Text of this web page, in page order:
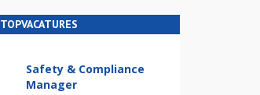
TOPVACATURES
Safety & Compliance
Manager